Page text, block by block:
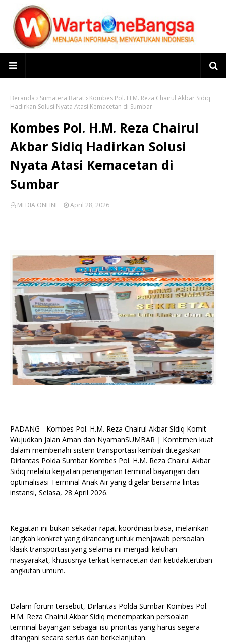
Beranda Sumatera Barat
Kombes Pol. H.M. Reza Chairul Akbar Sidiq
Hadirkan Solusi Nyata Atasi Kemacetan di Sumbar
Kombes Pol. H.M. Reza Chairul
Akbar Sidiq Hadirkan Solusi
Nyata Atasi Kemacetan di
Sumbar
MEDIA ONLINE April 28, 2026
PADANG - Kombes Pol. H.M. Reza Chairul Akbar Sidiq Komit
Wujudkan Jalan Aman dan NyamanSUMBAR | Komitmen kuat
dalam membenahi sistem transportasi kembali ditegaskan
Dirlantas Polda Sumbar Kombes Pol. H.M. Reza Chairul Akbar
Sidiq melalui kegiatan penanganan terminal bayangan dan
optimalisasi Terminal Anak Air yang digelar bersama lintas
instansi, Selasa, 28 April 2026.
Kegiatan ini bukan sekadar rapat koordinasi biasa, melainkan
langkah konkret yang dirancang untuk menjawab persoalan
klasik transportasi yang selama ini menjadi keluhan
masyarakat, khususnya terkait kemacetan dan ketidaktertiban
angkutan umum.
Dalam forum tersebut, Dirlantas Polda Sumbar Kombes Pol.
H.M. Reza Chairul Akbar Sidiq menempatkan persoalan
terminal bayangan sebagai isu prioritas yang harus segera
ditangani secara serius dan berkelanjutan.